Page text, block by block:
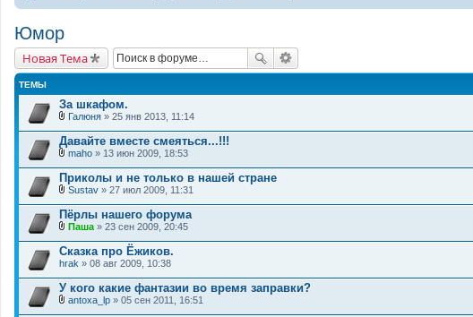
Юмор
Новая Тема
ТЕМЫ
За шкафом.
л
о
ж
е
н
и
Галюня » 25 янв 2013, 11:14
Давайте вместе смеяться...!!!
л
о
ж
е
н
и
maho » 13 июн 2009, 18:53
Приколы и не только в нашей стране
л
о
ж
е
н
и
Sustav » 27 июл 2009, 11:31
Пёрлы нашего форума
л
о
ж
е
н
и
Паша » 23 сен 2009, 20:45
Сказка про Ёжиков.
hrak » 08 авг 2009, 10:38
У кого какие фантазии во время заправки?
antoxa_lp » 05 сен 2011, 16:51